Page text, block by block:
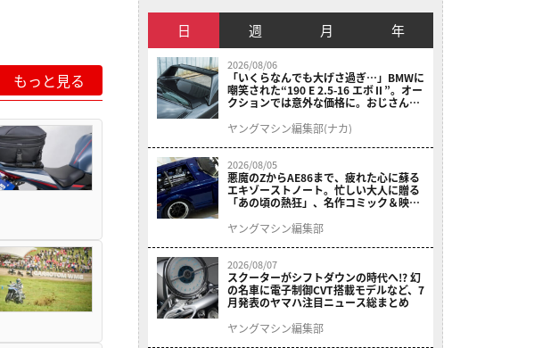
もっと見る
日 週 月 年
2026/08/06
「いくらなんでも大げさ過ぎ…」BMWに
嘲笑された“190 E 2.5-16 エボⅡ”。オー
クションでは意外な価格に。おじさん達
ヤングマシン編集部(ナカ)
2026/08/05
悪魔のZからAE86まで、疲れた心に蘇る
エキゾーストノート。忙しい大人に贈る
「あの頃の熱狂」、名作コミック＆映画
結！
ヤングマシン編集部
2026/08/07
スクーターがシフトダウンの時代へ!? 幻
の名車に電子制御CVT搭載モデルなど、7
月発表のヤマハ注目ニュース総まとめ
ヤングマシン編集部